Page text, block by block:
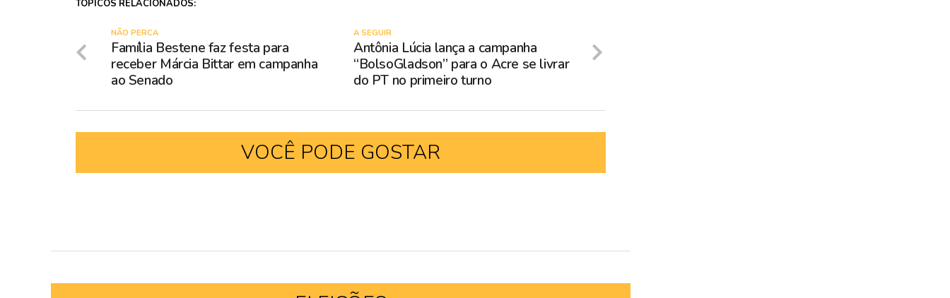
TÓPICOS RELACIONADOS:
A SEGUIR
Antônia Lúcia lança a campanha
“BolsoGladson” para o Acre se livrar
do PT no primeiro turno
NÃO PERCA
Família Bestene faz festa para
receber Márcia Bittar em campanha
ao Senado
VOCÊ PODE GOSTAR